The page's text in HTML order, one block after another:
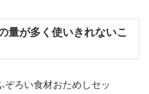
量が多く使いきれないこ
ろい食材おためしセッ